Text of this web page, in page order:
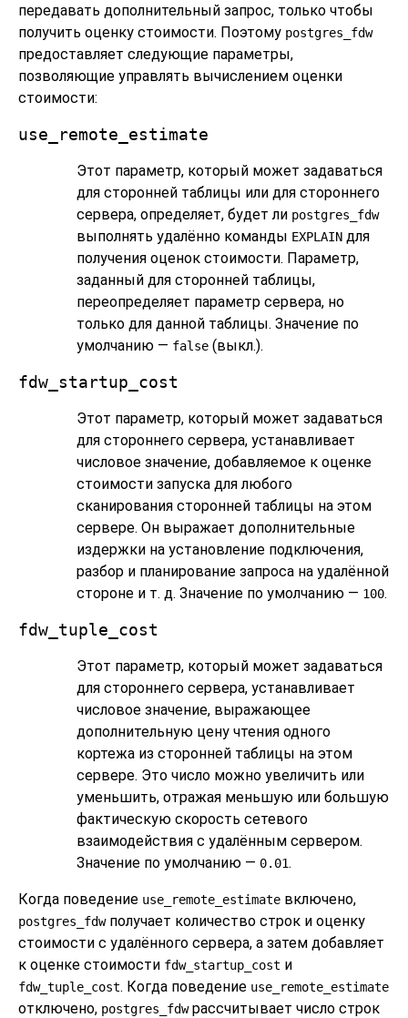
передавать дополнительный запрос, только чтобы
получить оценку стоимости. Поэтому postgres_fdw
предоставляет следующие параметры,
позволяющие управлять вычислением оценки
стоимости:
use_remote_estimate
Этот параметр, который может задаваться
для сторонней таблицы или для стороннего
сервера, определяет, будет ли postgres_fdw
выполнять удалённо команды EXPLAIN для
получения оценок стоимости. Параметр,
заданный для сторонней таблицы,
переопределяет параметр сервера, но
только для данной таблицы. Значение по
умолчанию — false (выкл.).
fdw_startup_cost
Этот параметр, который может задаваться
для стороннего сервера, устанавливает
числовое значение, добавляемое к оценке
стоимости запуска для любого
сканирования сторонней таблицы на этом
сервере. Он выражает дополнительные
издержки на установление подключения,
разбор и планирование запроса на удалённой
стороне и т. д. Значение по умолчанию — 100.
fdw_tuple_cost
Этот параметр, который может задаваться
для стороннего сервера, устанавливает
числовое значение, выражающее
дополнительную цену чтения одного
кортежа из сторонней таблицы на этом
сервере. Это число можно увеличить или
уменьшить, отражая меньшую или большую
фактическую скорость сетевого
взаимодействия с удалённым сервером.
Значение по умолчанию — 0.01.
Когда поведение use_remote_estimate включено,
postgres_fdwполучает количество строк и оценку
стоимости с удалённого сервера, а затем добавляет
к оценке стоимости fdw_startup_cost и
fdw_tuple_cost. Когда поведение use_remote_estimate
отключено, postgres_fdwрассчитывает число строк